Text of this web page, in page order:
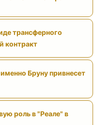
трансферного
контракт
Бруну привнесет
роль в "Реале" в